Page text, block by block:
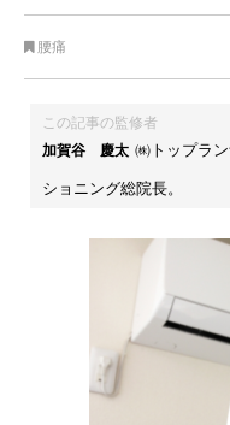
腰痛
この記事の監修者
加賀谷 慶太 ㈱トップラ
ショニング総院長。